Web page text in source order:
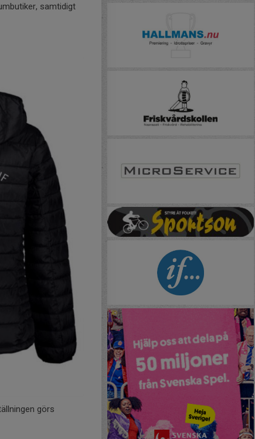
samtidigt
görs